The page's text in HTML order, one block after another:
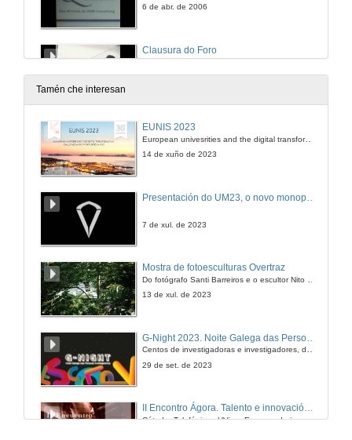
6 de abr. de 2006
Clausura do Foro
6 de abr. de 2006
Tamén che interesan
EUNIS 2023
European univesrities and the digital transformation: challenges and opportunities ahead
14 de xuño de 2023
7 de xul. de 2023
Mostra de fotoesculturas Overtraz
13 de xul. de 2023
Centos de investigadoras e investigadores, decenas de actividades e sete cidades
29 de set. de 2023
II Encontro Ágora. Talento e innovación na era da transformación dixital
Cátedra Telefónica - UVigo. Espazos de innovación